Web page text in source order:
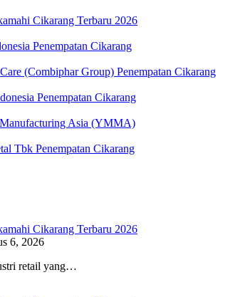
Cikarang Terbaru 2026
Penempatan Cikarang
(Combiphar Group) Penempatan Cikarang
Penempatan Cikarang
Asia (YMMA)
Tbk Penempatan Cikarang
Cikarang Terbaru 2026
6, 2026
retail yang…